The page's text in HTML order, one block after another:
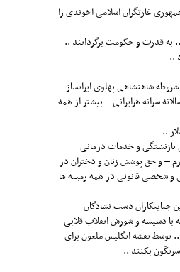
غارتگران اسلامی اخوندی را
قدرت و حکومت برگردانند ..
..
سرانه هرایرانی – بیشتر از همه
بازنشتگی و خدمات درمانی
– و حق پوشش زنان و دختران در
و شخصی قانونی در همه زمینه ها
جنایتکاران دست نشادگان
با دسیسه و شورش انقلاب قلابی
توسط نقشه انگلیس ملعون برای
بکنند ..